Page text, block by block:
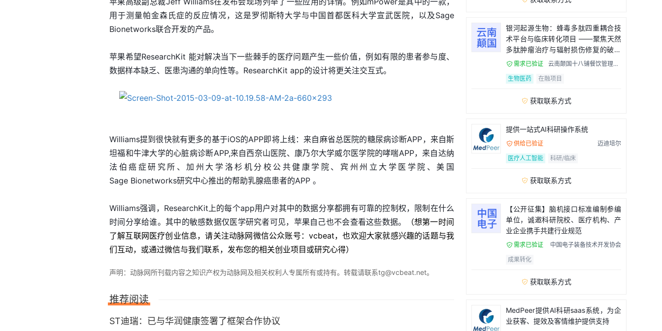
用于测量帕金森氏症的反应情况，这是罗彻斯特大学与中国首都医科大学宣武医院，以及Sage
Bionetworks联合开发的产品。
苹果希望ResearchKit 能对解决当下一些棘手的医疗问题产生一些价值，例如有限的患者参与度、
数据样本缺乏、医患沟通的单向性等。ResearchKit app的设计将更关注交互式。
Williams提到很快就有更多的基于iOS的APP即将上线：来自麻省总医院的糖尿病诊断APP，来自斯
坦福和牛津大学的心脏病诊断APP,来自西奈山医院、康乃尔大学威尔医学院的哮喘APP，来自达纳
法伯癌症研究所、加州大学洛杉机分校公共健康学院、宾州州立大学医学院、美国
Sage Bionetworks研究中心推出的帮助乳腺癌患者的APP 。
Williams强调，ResearchKit上的每个app用户对其中的数据分享都拥有可靠的控制权，限制在什么
时间分享给谁。其中的敏感数据仅医学研究者可见，苹果自己也不会查看这些数据。
（想第一时间
了解互联网医疗创业信息，请关注动脉网微信公众账号：vcbeat，也欢迎大家就感兴趣的话题与我
们互动，或通过微信与我们联系，发布您的相关创业项目或研究心得）
声明：动脉网所刊载内容之知识产权为动脉网及相关权利人专属所有或持有。转载请联系tg@vcbeat.net。
推荐阅读
ST迪瑞：已与华润健康签署了框架合作协议
银河起源生物：蜂毒多肽四重耦合技
术平台与临床转化项目 ——聚焦天然
多肽肿瘤治疗与辐射损伤修复的破局
者
 需求已验证
云南颠国十八铺餐饮管理有
生物医药
在融项目
 获取联系方式
提供一站式AI科研操作系统
 供给已验证
迈迪培尔
医疗人工智能
科研/临床
 获取联系方式
【公开征集】脑机接口标准编制参编
单位，诚邀科研院校、医疗机构、产
业企业携手共建行业规范
 需求已验证
中国电子装备技术开发协会
成果转化
 获取联系方式
MedPeer提供AI科研saas系统，为企
业获客、提效及客情维护提供支持